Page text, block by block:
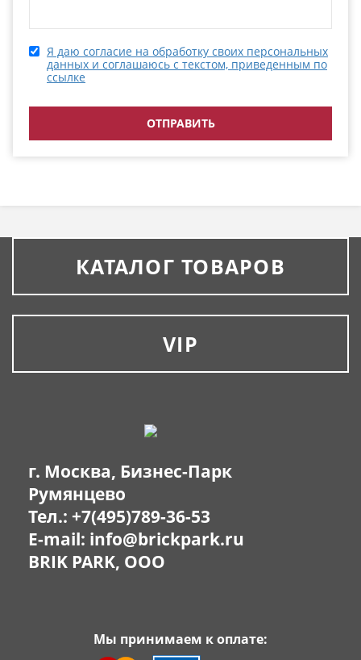
Я даю согласие на обработку своих персональных
данных и соглашаюсь с текстом, приведенным по
ссылке
КАТАЛОГ ТОВАРОВ
VIP
г. Москва, Бизнес-Парк
Румянцево
Тел.: +7(495)789-36-53
E-mail: info@brickpark.ru
BRIK PARK, OOO
Мы принимаем к оплате: